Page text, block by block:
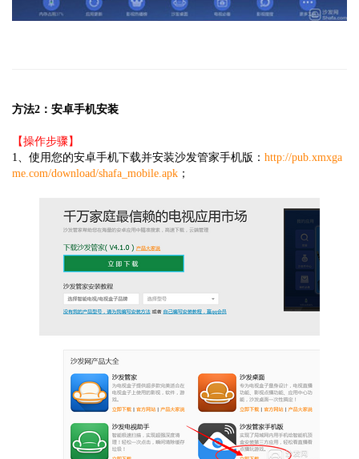
方法2：安卓手机安装
【操作步骤】
1、使用您的安卓手机下载并安装沙发管家手机版： http://pub.xmxga
me.com/download/shafa_mobile.apk ；